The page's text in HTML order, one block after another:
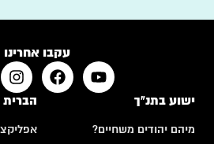
עקבו אחרינו
ישוע בתנ"ך
מיהם יהודים משחיים?